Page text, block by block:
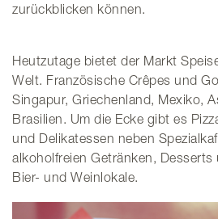
zurückblicken können.
Heutzutage bietet der Markt
Welt. Französische Crêpes und
Singapur, Griechenland, Mexiko,
Brasilien. Um die Ecke gibt es
und Delikatessen neben
alkoholfreien Getränken, Desserts
Bier- und Weinlokale.